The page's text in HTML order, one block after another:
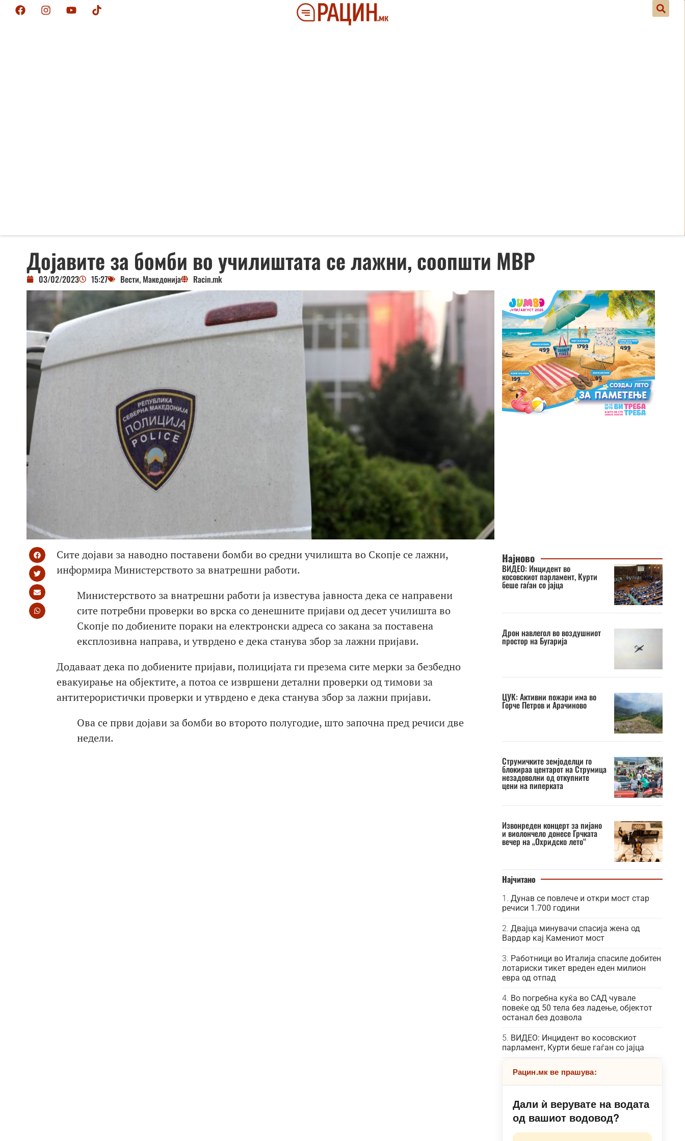
Дојавите за бомби во училиштата се лажни, соопшти МВР
03/02/2023 15:27 Вести, Македонија Racin.mk
Сите дојави за наводно поставени бомби во средни училишта во Скопје се лажни,
информира Министерството за внатрешни работи.
Министерството за внатрешни работи ја известува јавноста дека се направени
сите потребни проверки во врска со денешните пријави од десет училишта во
Скопје по добиените пораки на електронски адреса со закана за поставена
експлозивна направа, и утврдено е дека станува збор за лажни пријави.
Додаваат дека по добиените пријави, полицијата ги презема сите мерки за безбедно
евакуирање на објектите, а потоа се извршени детални проверки од тимови за
антитерористички проверки и утврдено е дека станува збор за лажни пријави.
Ова се први дојави за бомби во второто полугодие, што започна пред речиси две
недели.
Најново
ВИДЕО: Инцидент во
косовскиот парламент, Курти
беше гаѓан со јајца
Дрон навлегол во воздушниот
простор на Бугарија
ЦУК: Активни пожари има во
Ѓорче Петров и Арачиново
Струмичките земјоделци го
блокираа центарот на Струмица
незадоволни од откупните
цени на пиперката
Извонреден концерт за пијано
и виолончело донесе Грчката
вечер на „Охридско лето“
Најчитано
Дунав се повлече и откри мост стар
речиси 1.700 години
Двајца минувачи спасија жена од
Вардар кај Камениот мост
Работници во Италија спасиле добитен
лотариски тикет вреден еден милион
евра од отпад
Во погребна куќа во САД чувале
повеќе од 50 тела без ладење, објектот
останал без дозвола
ВИДЕО: Инцидент во косовскиот
парламент, Курти беше гаѓан со јајца
Рацин.мк ве прашува:
Дали ѝ верувате на водата
од вашиот водовод?